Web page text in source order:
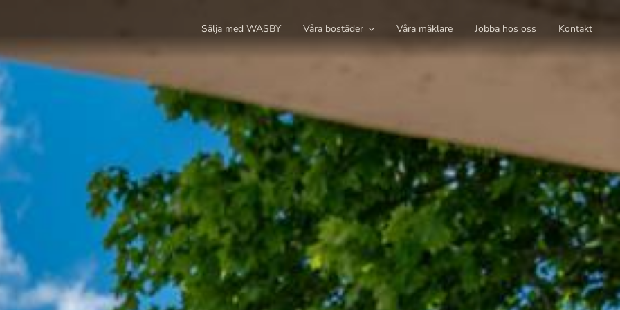
Sälja med WASBY Våra bostäder Våra mäklare Jobba hos oss Kontakt